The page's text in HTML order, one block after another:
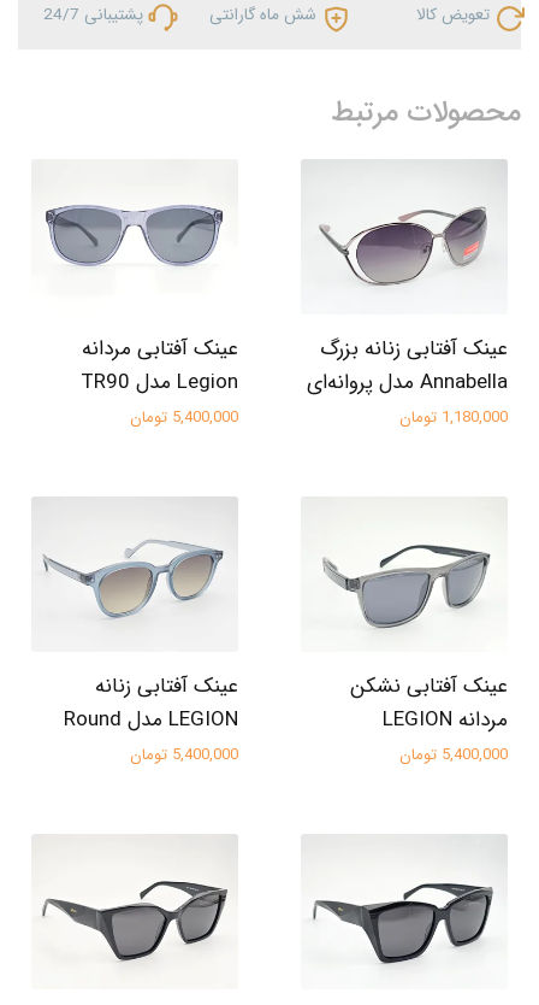
تعویض کالا شش ماه گارانتی پشتیبانی 24/7
محصولات مرتبط
عینک آفتابی زنانه بزرگ
Annabella مدل پروانه‌ای
1,180,000 تومان
عینک آفتابی مردانه
Legion مدل TR90
5,400,000 تومان
عینک آفتابی نشکن
مردانه LEGION
5,400,000 تومان
عینک آفتابی زنانه
LEGION مدل Round
5,400,000 تومان